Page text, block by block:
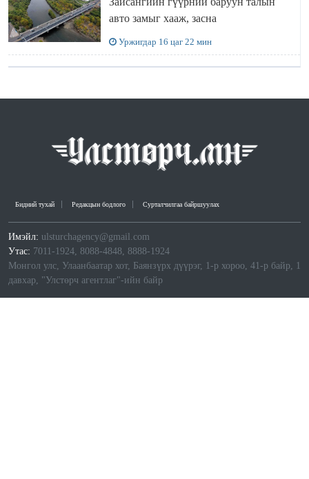
авто замыг хааж, засна
Уржигдар 16 цаг 22 мин
Бидний тухай Редакцын бодлого Сурталчилгаа байршуулах
Имэйл: ulsturchagency@gmail.com
Утас: 7011-1924, 8088-4848, 8888-1924
Монгол улс, Улаанбаатар хот, Баянзүрх дүүрэг, 1-р хороо, 41-р байр, 1
давхар, "Улстөрч агентлаг"-ийн байр